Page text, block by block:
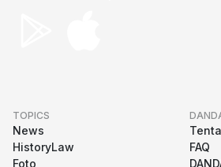
TOPICS
News
HistoryLaw
Foto
FAQ